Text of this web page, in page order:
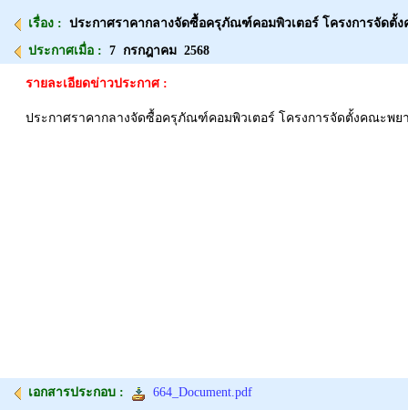
เรื่อง : ประกาศราคากลางจัดซื้อครุภัณฑ์คอมพิวเตอร์ โครงการจัดตั้
ประกาศเมื่อ : 7 กรกฎาคม 2568
รายละเอียดข่าวประกาศ :
ประกาศราคากลางจัดซื้อครุภัณฑ์คอมพิวเตอร์ โครงการจัดตั้งคณะพย
เอกสารประกอบ : 664_Document.pdf